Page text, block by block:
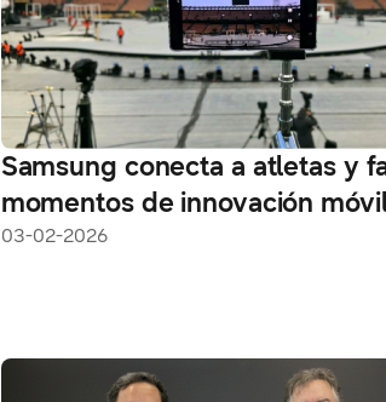
Samsung conecta a atletas y
momentos de innovación
Milano-Cortina 2026
03-02-2026